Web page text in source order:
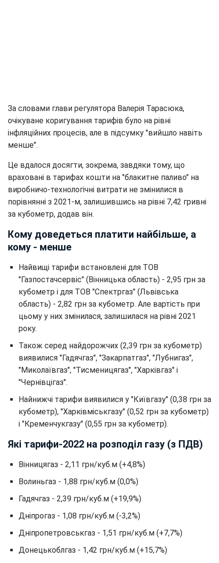
За словами глави регулятора Валерія Тарасюка,
очікуване коригування тарифів було на рівні
інфляційних процесів, але в підсумку "вийшло навіть
менше".
Це вдалося досягти, зокрема, завдяки тому, що
враховані в тарифах кошти на "блакитне паливо" на
виробничо-технологічні витрати не змінилися в
порівнянні з 2021-м, залишившись на рівні 7,42 гривні
за кубометр, додав він.
Кому доведеться платити найбільше, а
кому - менше
Найвищі тарифи встановлені для ТОВ
"Газпостачсервіс" (Вінницька область) - 2,95 грн за
кубометр і для ТОВ "Спектргаз" (Львівська
область) - 2,82 грн за кубометр. Але вартість при
цьому у них змінилася, залишилася на рівні 2021
року.
Також серед найдорожчих (2,39 грн за кубометр)
виявилися "Гадячгаз", "Закарпатгаз", "Лубнигаз",
"Миколаївгаз", "Тисменицягаз", "Харківгаз" і
"Чернівцігаз".
Найнижчі тарифи виявилися у "Київгазу" (0,38 грн за
кубометр), "Харківміськгазу" (0,52 грн за кубометр)
і "Кременчукгазу" (0,55 грн за кубометр).
Які тарифи-2022 на розподіл газу (з ПДВ)
Вінницягаз - 2,11 грн/куб.м (+4,8%)
Волиньгаз - 1,88 грн/куб.м (0,0%)
Гадячгаз - 2,39 грн/куб.м (+19,9%)
Дніпрогаз - 1,08 грн/куб.м (-3,2%)
Дніпропетровськгаз - 1,51 грн/куб.м (+7,7%)
Донецькоблгаз - 1,42 грн/куб.м (+15,7%)